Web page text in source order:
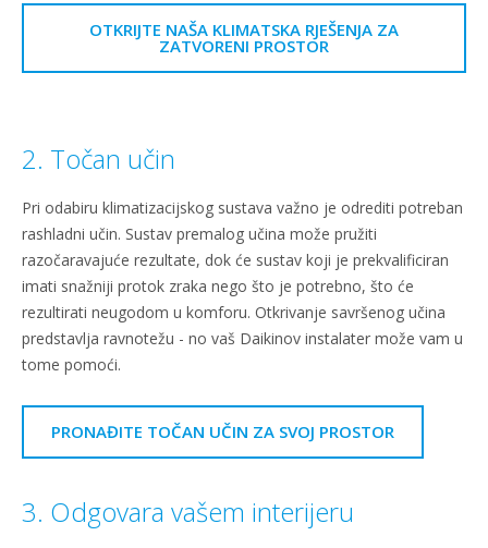
OTKRIJTE NAŠA KLIMATSKA RJEŠENJA ZA
ZATVORENI PROSTOR
2. Točan učin
Pri odabiru klimatizacijskog sustava važno je odrediti potreban
rashladni učin. Sustav premalog učina može pružiti
razočaravajuće rezultate, dok će sustav koji je prekvalificiran
imati snažniji protok zraka nego što je potrebno, što će
rezultirati neugodom u komforu. Otkrivanje savršenog učina
predstavlja ravnotežu - no vaš Daikinov instalater može vam u
tome pomoći.
PRONAĐITE TOČAN UČIN ZA SVOJ PROSTOR
3. Odgovara vašem interijeru